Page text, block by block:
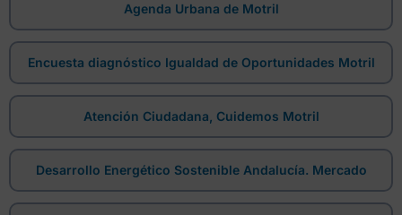
Agenda Urbana de Motril
Encuesta diagnóstico Igualdad de Oportunidades Motril
Atención Ciudadana, Cuidemos Motril
Desarrollo Energético Sostenible Andalucía. Mercado